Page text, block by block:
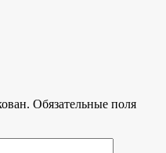
Обязательные поля